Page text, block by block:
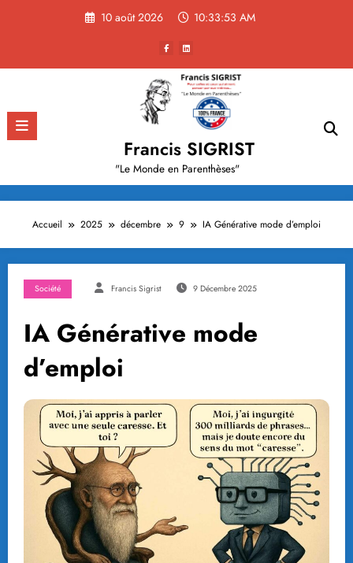
10 août 2026 10:33:54 AM
Francis SIGRIST
"Le Monde en Parenthèses"
Accueil 2025 décembre 9 IA Générative mode d’emploi
Société Francis Sigrist 9 Décembre 2025
IA Générative mode
d’emploi